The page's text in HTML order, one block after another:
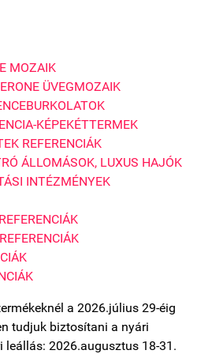
MOZAIK
ÜVEGMOZAIK
KÉPEKÉTTERMEK
REFERENCIÁK
ÁLLOMÁSOK, LUXUS HAJÓK
INTÉZMÉNYEK
a 2026.július 29-éig
tudjuk biztosítani a nyári
2026.augusztus 18-31.